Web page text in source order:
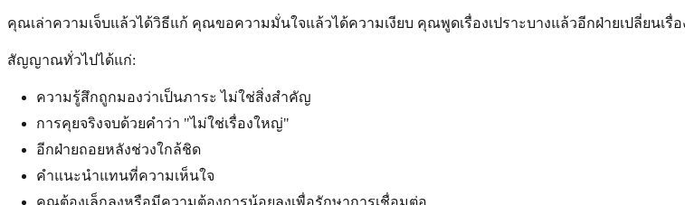
คุณเล่าความเจ็บแล้วได้วิธีแก้ คุณขอความมั่นใจแล้วได้ความเงียบ คุณพูดเรื่องเปราะบางแล้วอีกฝ่ายเปลี่ยน
สัญญาณทั่วไปได้แก่:
ความรู้สึกถูกมองว่าเป็นภาระ ไม่ใช่สิ่งสำคัญ
การคุยจริงจบด้วยคำว่า "ไม่ใช่เรื่องใหญ่"
อีกฝ่ายถอยหลังช่วงใกล้ชิด
คำแนะนำแทนที่ความเห็นใจ
คุณต้องเล็กลงหรือมีความต้องการน้อยลงเพื่อรักษาการเชื่อมต่อ